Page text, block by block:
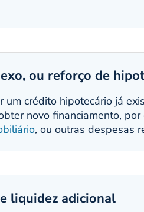
ou reforço de
um crédito hipotecário já
novo financiamento,
, ou outras despesas
liquidez adicional